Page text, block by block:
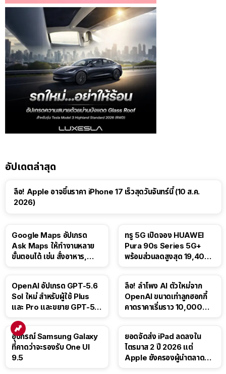
อัปเดตล่าสุด
ลือ! Apple อาจขึ้นราคา iPhone 17 เร็วสุดวันจันทร์นี้ (10 ส.ค.
2026)
Google Maps อัปเกรด
Ask Maps ให้ทำงานหลาย
ขั้นตอนได้ เช่น สั่งอาหาร,
ทรู 5G เปิดจอง HUAWEI
Pura 90s Series 5G+
พร้อมส่วนลดสูงสุด 19,400
OpenAI อัปเกรด GPT-5.6
Sol ใหม่ สำหรับผู้ใช้ Plus
และ Pro และขยาย GPT-5.6
ลือ! ลำโพง AI ตัวใหม่จาก
OpenAI ขนาดเท่าลูกฮอกกี้
คาดราคาเริ่มราว 10,000
อุปกรณ์ Samsung Galaxy
ที่คาดว่าจะรองรับ One UI
9.5
ยอดจัดส่ง iPad ลดลงใน
ไตรมาส 2 ปี 2026 แต่
Apple ยังครองผู้นำตลาด